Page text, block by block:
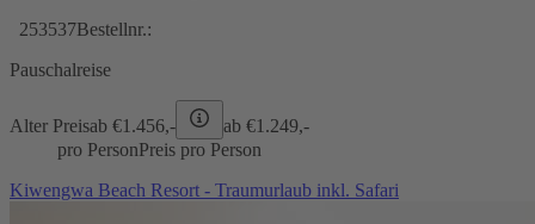
253537Bestellnr.:
Pauschalreise
Alter Preisab €1.456,- ab €1.249,-
pro PersonPreis pro Person
Kiwengwa Beach Resort - Traumurlaub inkl. Safari